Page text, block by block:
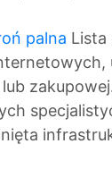
palna Lista